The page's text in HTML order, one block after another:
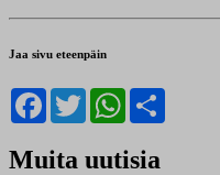
Jaa sivu eteenpäin
Facebook
TwitterWhatsApp
Muita uutisia